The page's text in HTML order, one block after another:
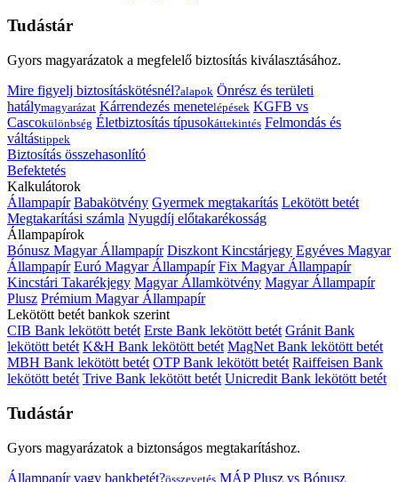
Tudástár
Gyors magyarázatok a megfelelő biztosítás kiválasztásához.
Mire figyelj biztosításkötésnél?alapok Önrész és területi
hatálymagyarázat Kárrendezés menetelépések KGFB vs
Cascokülönbség Életbiztosítás típusokáttekintés Felmondás és
váltástippek
Biztosítás összehasonlító
Befektetés
Kalkulátorok
Állampapír Babakötvény Gyermek megtakarítás Lekötött betét
Megtakarítási számla Nyugdíj előtakarékosság
Állampapírok
Bónusz Magyar Állampapír Diszkont Kincstárjegy Egyéves Magyar
Állampapír Euró Magyar Állampapír Fix Magyar Állampapír
Kincstári Takarékjegy Magyar Államkötvény Magyar Állampapír
Plusz Prémium Magyar Állampapír
Lekötött betét bankok szerint
CIB Bank lekötött betét Erste Bank lekötött betét Gránit Bank
lekötött betét K&H Bank lekötött betét MagNet Bank lekötött betét
MBH Bank lekötött betét OTP Bank lekötött betét Raiffeisen Bank
lekötött betét Trive Bank lekötött betét Unicredit Bank lekötött betét
Tudástár
Gyors magyarázatok a biztonságos megtakarításhoz.
Állampapír vagy bankbetét?összevetés MÁP Plusz vs Bónusz